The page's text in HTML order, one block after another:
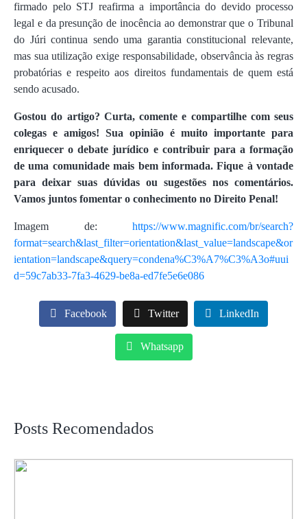
firmado pelo STJ reafirma a importância do devido processo
legal e da presunção de inocência ao demonstrar que o Tribunal
do Júri continua sendo uma garantia constitucional relevante,
mas sua utilização exige responsabilidade, observância às regras
probatórias e respeito aos direitos fundamentais de quem está
sendo acusado.
Gostou do artigo? Curta, comente e compartilhe com seus
colegas e amigos! Sua opinião é muito importante para
enriquecer o debate jurídico e contribuir para a formação
de uma comunidade mais bem informada. Fique à vontade
para deixar suas dúvidas ou sugestões nos comentários.
Vamos juntos fomentar o conhecimento no Direito Penal!
Imagem de: https://www.magnific.com/br/search?
format=search&last_filter=orientation&last_value=landscape&or
ientation=landscape&query=condena%C3%A7%C3%A3o#uui
d=59c7ab33-7fa3-4629-be8a-ed7fe5e6e086
Facebook Twitter LinkedIn
Whatsapp
Posts Recomendados